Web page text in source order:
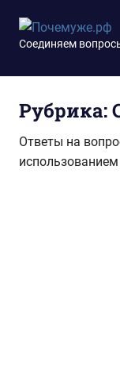
содержимому
Соединяем
Рубрика:
Ответы на